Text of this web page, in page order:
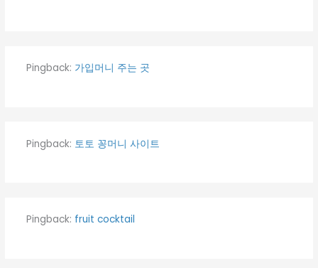
Pingback: 가입머니 주는 곳
Pingback: 토토 꽁머니 사이트
Pingback: fruit cocktail